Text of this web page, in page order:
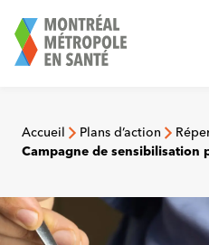
au
contenu
Accueil Plans d’action
Campagne de sensibilisation